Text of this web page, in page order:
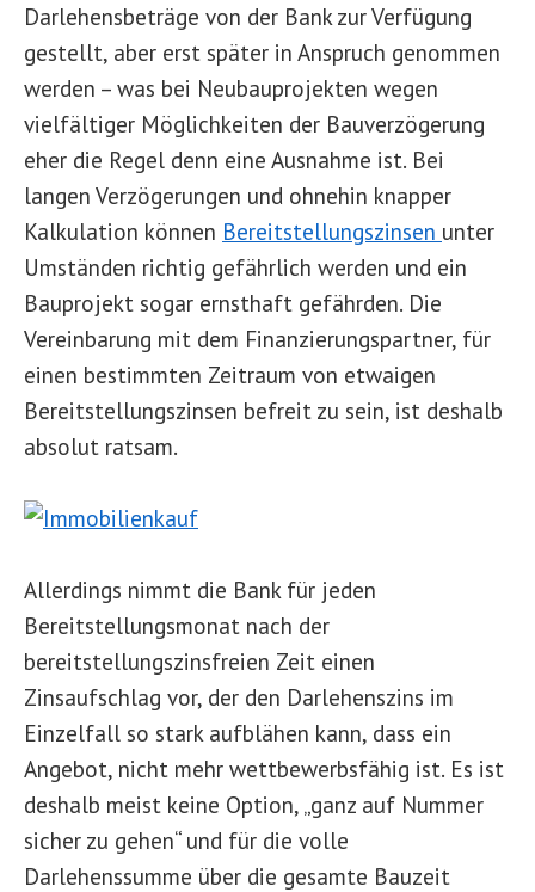
Darlehensbeträge von der Bank zur Verfügung
gestellt, aber erst später in Anspruch genommen
werden – was bei Neubauprojekten wegen
vielfältiger Möglichkeiten der Bauverzögerung
eher die Regel denn eine Ausnahme ist. Bei
langen Verzögerungen und ohnehin knapper
Kalkulation können Bereitstellungszinsen unter
Umständen richtig gefährlich werden und ein
Bauprojekt sogar ernsthaft gefährden. Die
Vereinbarung mit dem Finanzierungspartner, für
einen bestimmten Zeitraum von etwaigen
Bereitstellungszinsen befreit zu sein, ist deshalb
absolut ratsam.
Allerdings nimmt die Bank für jeden
Bereitstellungsmonat nach der
bereitstellungszinsfreien Zeit einen
Zinsaufschlag vor, der den Darlehenszins im
Einzelfall so stark aufblähen kann, dass ein
Angebot, nicht mehr wettbewerbsfähig ist. Es ist
deshalb meist keine Option, „ganz auf Nummer
sicher zu gehen“ und für die volle
Darlehenssumme über die gesamte Bauzeit